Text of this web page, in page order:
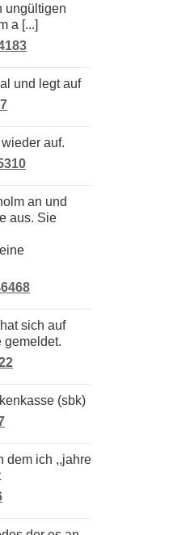
ungültigen
a [...]
und legt auf
wieder auf.
aus. Sie
gemeldet.
(sbk)